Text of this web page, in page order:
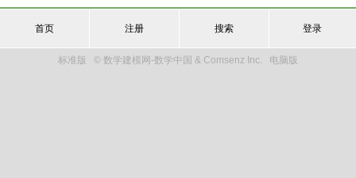
首页 注册 搜索 登录
标准版 © 数学建模网-数学中国 & Comsenz Inc. 电脑版